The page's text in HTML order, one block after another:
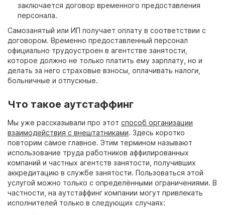
заключается договор временного предоставления
персонала.
Самозанятый или ИП получает оплату в соответствии с
договором. Временно предоставленный персонал
официально трудоустроен в агентстве занятости,
которое должно не только платить ему зарплату, но и
делать за него страховые взносы, оплачивать налоги,
больничные и отпускные.
Что такое аутстаффинг
Мы уже рассказывали про этот способ организации
взаимодействия с внештатниками. Здесь коротко
повторим самое главное. Этим термином называют
использование труда работников аффилированных
компаний и частных агентств занятости, получивших
аккредитацию в службе занятости. Пользоваться этой
услугой можно только с определёнными ограничениями. В
частности, на аутстаффинг компании могут привлекать
исполнителей только в следующих случаях: